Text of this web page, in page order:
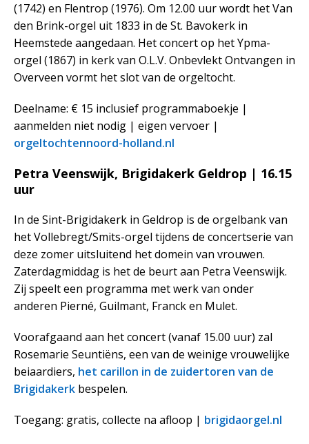
(1742) en Flentrop (1976). Om 12.00 uur wordt het Van
den Brink-orgel uit 1833 in de St. Bavokerk in
Heemstede aangedaan. Het concert op het Ypma-
orgel (1867) in kerk van O.L.V. Onbevlekt Ontvangen in
Overveen vormt het slot van de orgeltocht.
Deelname: € 15 inclusief programmaboekje |
aanmelden niet nodig | eigen vervoer |
orgeltochtennoord-holland.nl
Petra Veenswijk, Brigidakerk Geldrop | 16.15
uur
In de Sint-Brigidakerk in Geldrop is de orgelbank van
het Vollebregt/Smits-orgel tijdens de concertserie van
deze zomer uitsluitend het domein van vrouwen.
Zaterdagmiddag is het de beurt aan Petra Veenswijk.
Zij speelt een programma met werk van onder
anderen Pierné, Guilmant, Franck en Mulet.
Voorafgaand aan het concert (vanaf 15.00 uur) zal
Rosemarie Seuntiëns, een van de weinige vrouwelijke
beiaardiers, het carillon in de zuidertoren van de
Brigidakerk bespelen.
Toegang: gratis, collecte na afloop | brigidaorgel.nl